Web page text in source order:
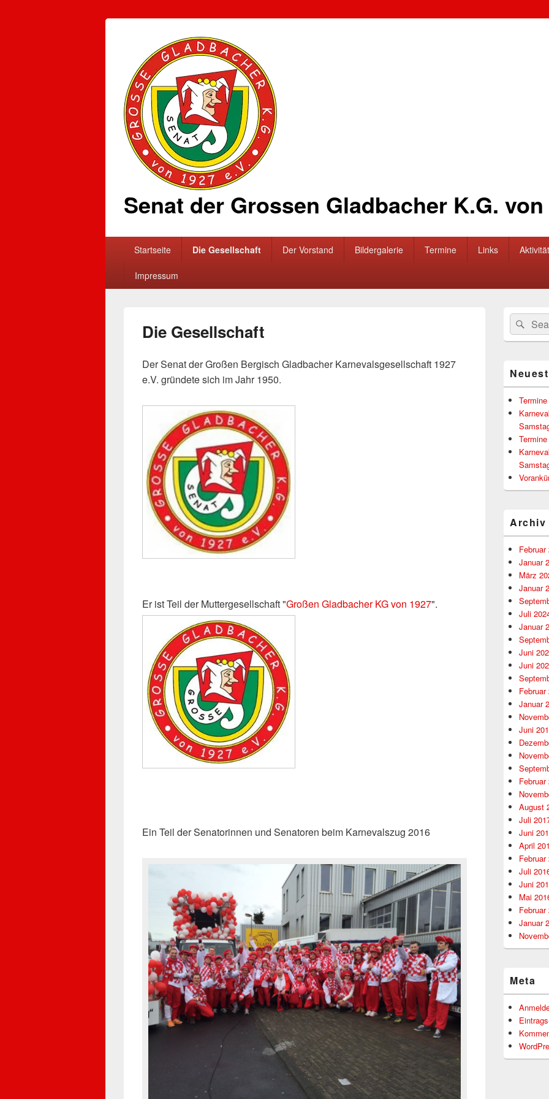
Senat der Grossen Gladbacher K.G. von
Startseite Die Gesellschaft Der Vorstand Bildergalerie Termine Links
Impressum
Die Gesellschaft
Der Senat der Großen Bergisch Gladbacher Karnevalsgesellschaft 1927
e.V. gründete sich im Jahr 1950.
Er ist Teil der Muttergesellschaft "Großen Gladbacher KG von 1927".
Ein Teil der Senatorinnen und Senatoren beim Karnevalszug 2016
Primärer
Suchen
nach:
Archiv
Februar
Januar
März
Januar
Juli
Januar
Juni
Juni
Februar
Januar
Juni
Februar
August
Juli
Juni
April
Februar
Juli
Juni
Mai
Februar
Januar
Meta